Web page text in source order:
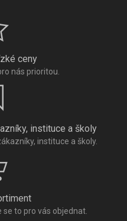
ceny
nás prioritou.
instituce a školy
instituce a školy.
to pro vás objednat.